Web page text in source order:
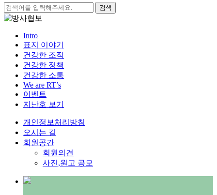
검
색:
Intro
표지 이야기
건강한 조직
건강한 정책
건강한 소통
We are RT’s
이벤트
지난호 보기
개인정보처리방침
오시는 길
회원공간
회원의견
사진,원고 공모